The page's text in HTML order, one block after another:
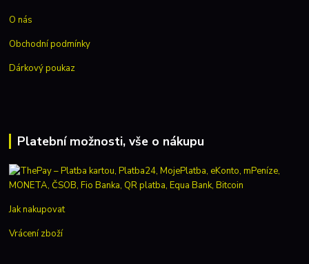
O nás
Obchodní podmínky
Dárkový poukaz
Platební možnosti, vše o nákupu
Jak nakupovat
Vrácení zboží